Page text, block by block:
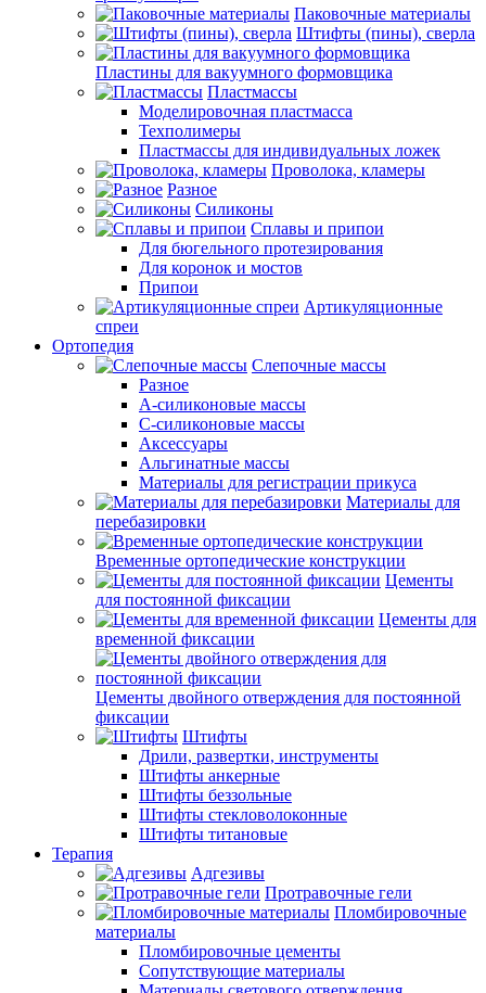
Паковочные материалы
Штифты (пины), сверла
Пластины для вакуумного формовщика
Пластмассы
Моделировочная пластмасса
Техполимеры
Пластмассы для индивидуальных ложек
Проволока, кламеры
Разное
Силиконы
Сплавы и припои
Для бюгельного протезирования
Для коронок и мостов
Припои
Артикуляционные
спреи
Ортопедия
Слепочные массы
Разное
А-силиконовые массы
С-силиконовые массы
Аксессуары
Альгинатные массы
Материалы для регистрации прикуса
Материалы для
перебазировки
Временные ортопедические конструкции
Цементы
для постоянной фиксации
Цементы для
временной фиксации
Цементы двойного отверждения для постоянной
фиксации
Штифты
Дрили, развертки, инструменты
Штифты анкерные
Штифты беззольные
Штифты стекловолоконные
Штифты титановые
Терапия
Адгезивы
Протравочные гели
Пломбировочные
материалы
Пломбировочные цементы
Сопутствующие материалы